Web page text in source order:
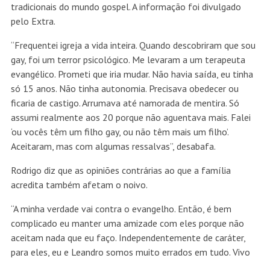
tradicionais do mundo gospel. A informação foi divulgado
pelo Extra.
“Frequentei igreja a vida inteira. Quando descobriram que sou
gay, foi um terror psicológico. Me levaram a um terapeuta
evangélico. Prometi que iria mudar. Não havia saída, eu tinha
só 15 anos. Não tinha autonomia. Precisava obedecer ou
ficaria de castigo. Arrumava até namorada de mentira. Só
assumi realmente aos 20 porque não aguentava mais. Falei
‘ou vocês têm um filho gay, ou não têm mais um filho’.
Aceitaram, mas com algumas ressalvas”, desabafa.
Rodrigo diz que as opiniões contrárias ao que a família
acredita também afetam o noivo.
“A minha verdade vai contra o evangelho. Então, é bem
complicado eu manter uma amizade com eles porque não
aceitam nada que eu faço. Independentemente de caráter,
para eles, eu e Leandro somos muito errados em tudo. Vivo